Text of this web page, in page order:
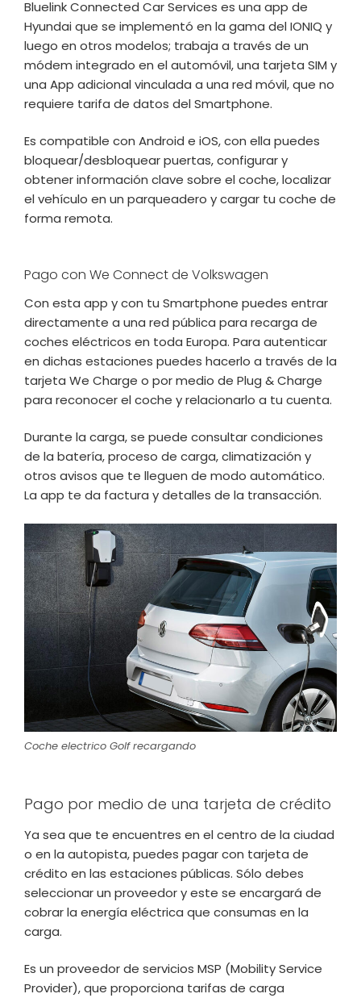
Bluelink Connected Car Services es una app de
Hyundai que se implementó en la gama del IONIQ y
luego en otros modelos; trabaja a través de un
módem integrado en el automóvil, una tarjeta SIM y
una App adicional vinculada a una red móvil, que no
requiere tarifa de datos del Smartphone.
Es compatible con Android e iOS, con ella puedes
bloquear/desbloquear puertas, configurar y
obtener información clave sobre el coche, localizar
el vehículo en un parqueadero y cargar tu coche de
forma remota.
Pago con We Connect de Volkswagen
Con esta app y con tu Smartphone puedes entrar
directamente a una red pública para recarga de
coches eléctricos en toda Europa. Para autenticar
en dichas estaciones puedes hacerlo a través de la
tarjeta We Charge o por medio de Plug & Charge
para reconocer el coche y relacionarlo a tu cuenta.
Durante la carga, se puede consultar condiciones
de la batería, proceso de carga, climatización y
otros avisos que te lleguen de modo automático.
La app te da factura y detalles de la transacción.
Coche electrico Golf recargando
Pago por medio de una tarjeta de crédito
Ya sea que te encuentres en el centro de la ciudad
o en la autopista, puedes pagar con tarjeta de
crédito en las estaciones públicas. Sólo debes
seleccionar un proveedor y este se encargará de
cobrar la energía eléctrica que consumas en la
carga.
Es un proveedor de servicios MSP (Mobility Service
Provider), que proporciona tarifas de carga